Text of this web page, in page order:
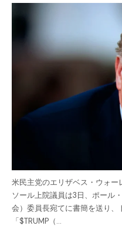
米民主党のエリザベス・ウォ
ソール上院議員は3日、ポール
会）委員長宛てに書簡を送り
「$TRUMP（…